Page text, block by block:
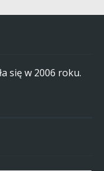
się w 2006 roku.